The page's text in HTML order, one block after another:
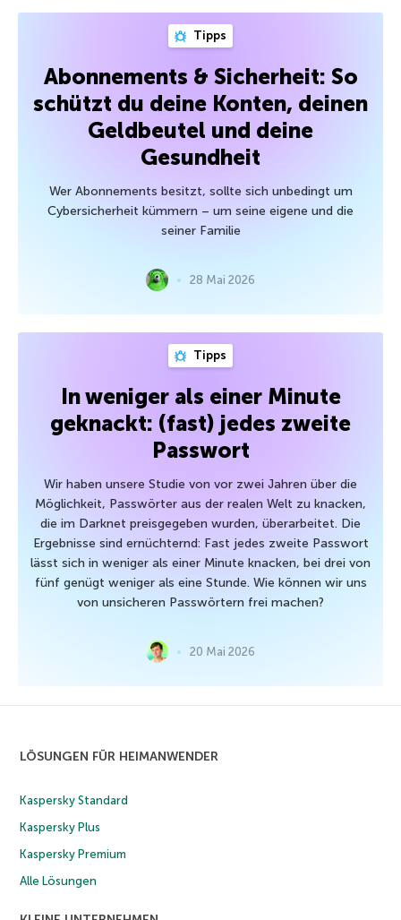
Tipps
Abonnements & Sicherheit: So
schützt du deine Konten, deinen
Geldbeutel und deine
Gesundheit
Wer Abonnements besitzt, sollte sich unbedingt um
Cybersicherheit kümmern – um seine eigene und die
seiner Familie
28 Mai 2026
Tipps
In weniger als einer Minute
geknackt: (fast) jedes zweite
Passwort
Wir haben unsere Studie von vor zwei Jahren über die
Möglichkeit, Passwörter aus der realen Welt zu knacken,
die im Darknet preisgegeben wurden, überarbeitet. Die
Ergebnisse sind ernüchternd: Fast jedes zweite Passwort
lässt sich in weniger als einer Minute knacken, bei drei von
fünf genügt weniger als eine Stunde. Wie können wir uns
von unsicheren Passwörtern frei machen?
20 Mai 2026
LÖSUNGEN FÜR HEIMANWENDER
Kaspersky Standard
Kaspersky Plus
Kaspersky Premium
Alle Lösungen